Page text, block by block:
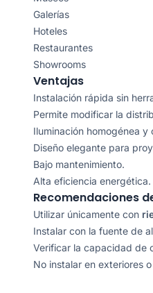
Galerías
Hoteles
Restaurantes
Showrooms
Ventajas
Instalación rápida sin
Permite modificar la
Iluminación homogénea y
Diseño elegante para
Bajo mantenimiento.
Alta eficiencia energética.
Recomendaciones
Utilizar únicamente con
Instalar con la fuente de
Verificar la capacidad de
No instalar en exteriores